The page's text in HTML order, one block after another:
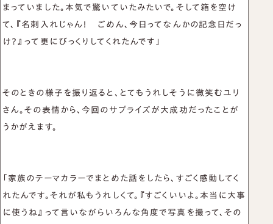
まっていました。本気で驚いていたみたいで。そして箱を空け
て、『名刺入れじゃん！ ごめん、今日ってなんかの記念日だっ
け？』って更にびっくりしてくれたんです」
そのときの様子を振り返ると、とてもうれしそうに微笑むユリ
さん。その表情から、今回のサプライズが大成功だったことが
うかがえます。
「家族のテーマカラーでまとめた話をしたら、すごく感動してく
れたんです。それが私もうれしくて。『すごくいいよ。本当に大事
に使うね』って言いながらいろんな角度で写真を撮って、その